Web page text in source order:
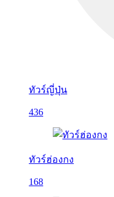
ทัวร์ญี่ปุ่น
436
ทัวร์ฮ่องกง
168